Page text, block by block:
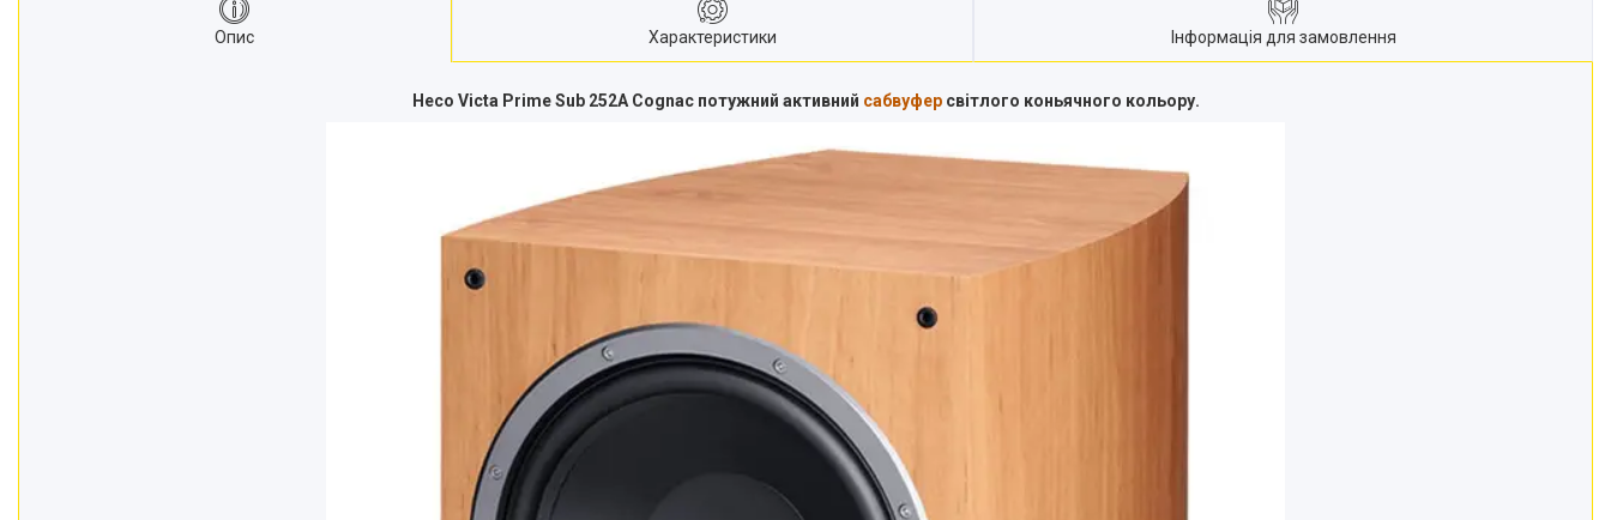
Опис Характеристики Інформація для замовлення
Heco Victa Prime Sub 252A Cognac потужний активний сабвуферсвітлого коньячного кольору.